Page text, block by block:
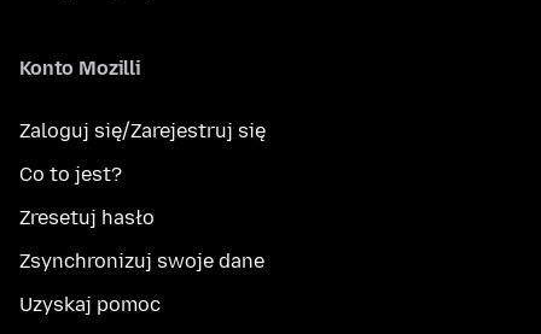
Konto Mozilli
Zaloguj się/Zarejestruj się
Co to jest?
Zresetuj hasło
Zsynchronizuj swoje dane
Uzyskaj pomoc